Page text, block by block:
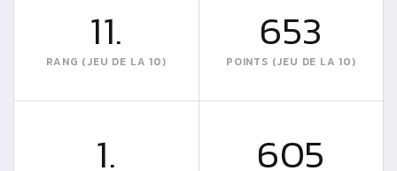
11.
RANG (JEU DE LA 10)
653
POINTS (JEU DE LA 10)
1. 605